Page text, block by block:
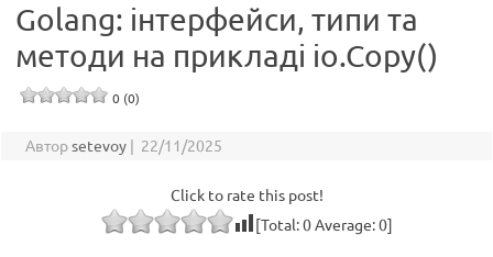
Golang: інтерфейси, типи та
методи на прикладі io.Copy()
0 (0)
Авторsetevoy | 22/11/2025
Click to rate this post!
[Total:0Average:0]